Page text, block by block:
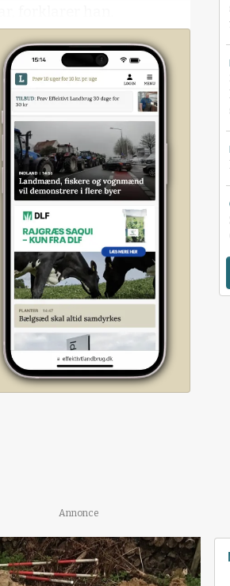
Annonce